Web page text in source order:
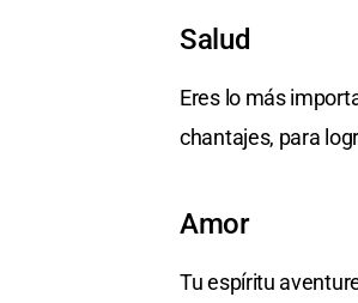
Salud
Eres lo más
chantajes, para
Amor
Tu espíritu